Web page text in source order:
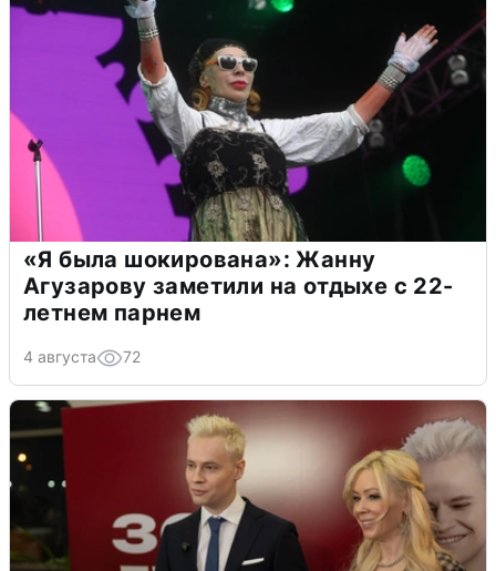
«Я была шокирована»: Жанну
Агузарову заметили на отдыхе с 22-
летнем парнем
4 августа 72